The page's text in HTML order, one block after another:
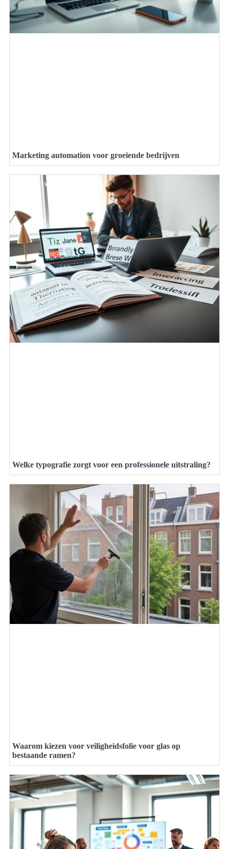
Marketing automation voor groeiende bedrijven
Welke typografie zorgt voor een professionele uitstraling?
Waarom kiezen voor veiligheidsfolie voor glas op
bestaande ramen?